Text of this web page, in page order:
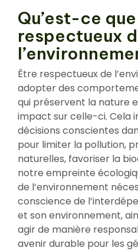
Qu’est-ce
respectueux
Être respectueux de
adopter des
qui préservent la nature
impact sur celle-ci. Cela
décisions conscientes
pour limiter la pollution,
naturelles, favoriser la
notre empreinte
de l’environnement
conscience de
et son environnement,
agir de manière
avenir durable pour les